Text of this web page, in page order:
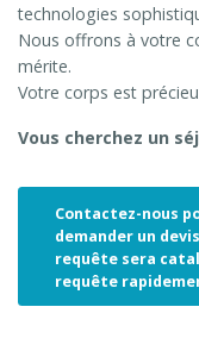
technologies
Nous offrons à votre
mérite.
Votre corps est
Vous cherchez un
Contactez-nous
demander un
requête sera
requête